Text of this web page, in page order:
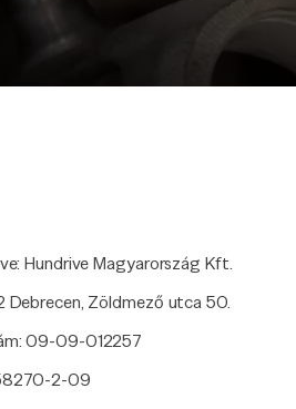
Hundrive Magyarország Kft.
Debrecen, Zöldmező utca 50.
09-09-012257
2-09